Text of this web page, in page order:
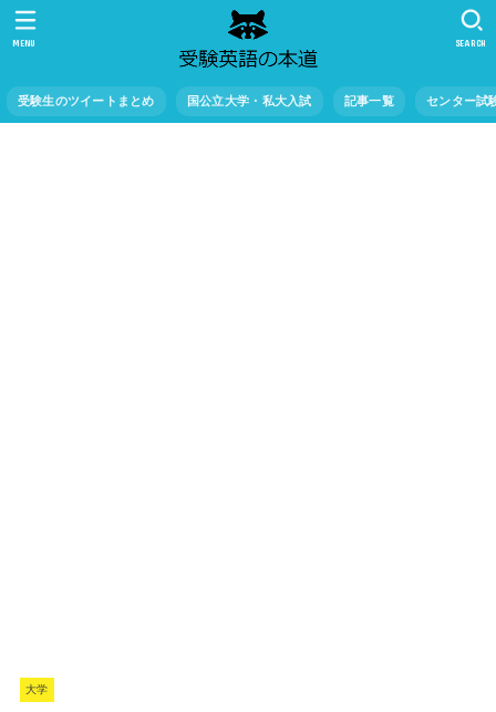
受験生のツイートまとめ 国公立大学・私大入試 記事一覧 センター試
SEARCH
MENU
大学